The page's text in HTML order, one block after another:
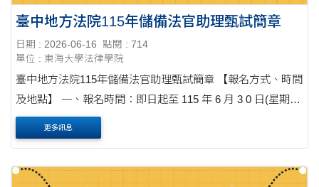
臺中地方法院115年儲備法官助理甄試簡章
日期 : 2026-06-16
點閱 : 714
單位 : 東海大學法律學院
臺中地方法院115年儲備法官助理甄試簡章 【報名方式、時間
及地點】 一、報名時間：即日起至 115 年 6 月 3 0 日(星期
二)止。 二、報名方式：採通訊報名，請於報名時間內(以郵
戳為憑)，將報名應繳文件以掛號郵寄....
更多訊息